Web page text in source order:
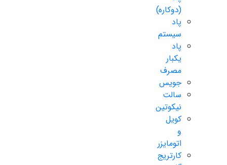
(دوکاره)
پاد
سیستم
پاد
یکبار
مصرف
جویس
سالت
نیکوتین
کویل
و
اتومایزر
کارتریج